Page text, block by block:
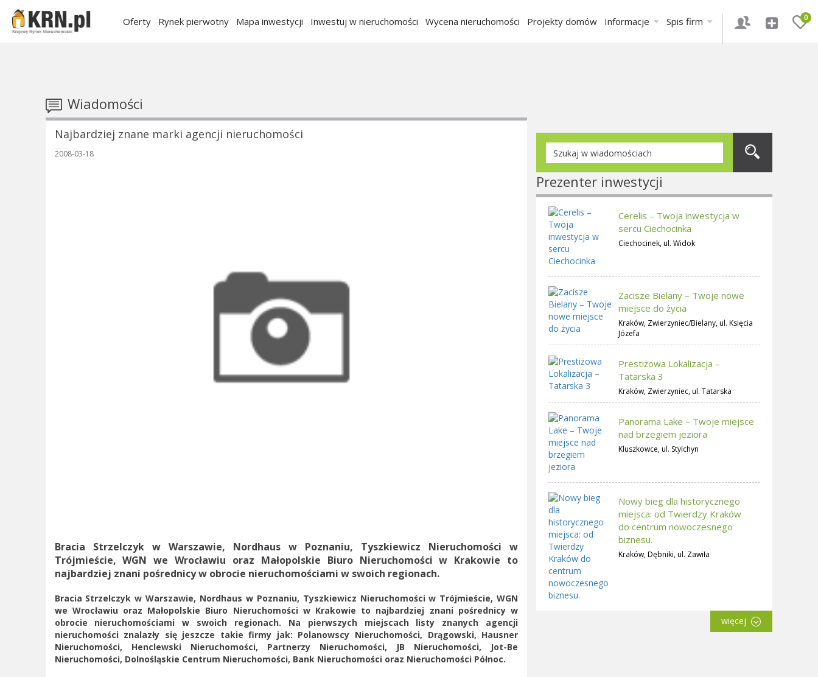
0
Oferty Rynek pierwotny Mapa inwestycji Inwestuj w nieruchomości Wycena nieruchomości Projekty domów Informacje Spis firm
Wiadomości
Najbardziej znane marki agencji nieruchomości
2008-03-18
Bracia Strzelczyk w Warszawie, Nordhaus w Poznaniu, Tyszkiewicz Nieruchomości w
Trójmieście, WGN we Wrocławiu oraz Małopolskie Biuro Nieruchomości w Krakowie to
najbardziej znani pośrednicy w obrocie nieruchomościami w swoich regionach.
Bracia Strzelczyk w Warszawie, Nordhaus w Poznaniu, Tyszkiewicz Nieruchomości w Trójmieście, WGN
we Wrocławiu oraz Małopolskie Biuro Nieruchomości w Krakowie to najbardziej znani pośrednicy w
obrocie nieruchomościami w swoich regionach. Na pierwszych miejscach listy znanych agencji
nieruchomości znalazły się jeszcze takie firmy jak: Polanowscy Nieruchomości, Drągowski, Hausner
Nieruchomości, Henclewski Nieruchomości, Partnerzy Nieruchomości, JB Nieruchomości, Jot-Be
Nieruchomości, Dolnośląskie Centrum Nieruchomości, Bank Nieruchomości oraz Nieruchomości Północ.
Prezenter inwestycji
Cerelis – Twoja inwestycja w
sercu Ciechocinka
Ciechocinek, ul. Widok
Zacisze Bielany – Twoje nowe
miejsce do życia
Kraków, Zwierzyniec/Bielany, ul. Księcia
Józefa
Prestiżowa Lokalizacja –
Tatarska 3
Kraków, Zwierzyniec, ul. Tatarska
Panorama Lake – Twoje miejsce
nad brzegiem jeziora
Kluszkowce, ul. Stylchyn
Nowy bieg dla historycznego
miejsca: od Twierdzy Kraków
do centrum nowoczesnego
biznesu.
Kraków, Dębniki, ul. Zawiła
więcej